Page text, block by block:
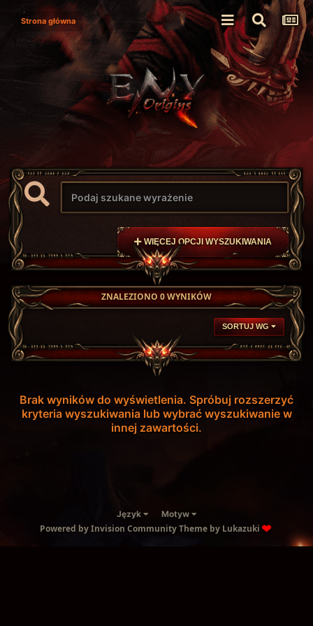
Strona główna
WIĘCEJ OPCJI WYSZUKIWANIA
ZNALEZIONO 0 WYNIKÓW
SORTUJ WG
Brak wyników do wyświetlenia. Spróbuj rozszerzyć
kryteria wyszukiwania lub wybrać wyszukiwanie w
innej zawartości.
Język Motyw
Powered by Invision Community Theme by Lukazuki